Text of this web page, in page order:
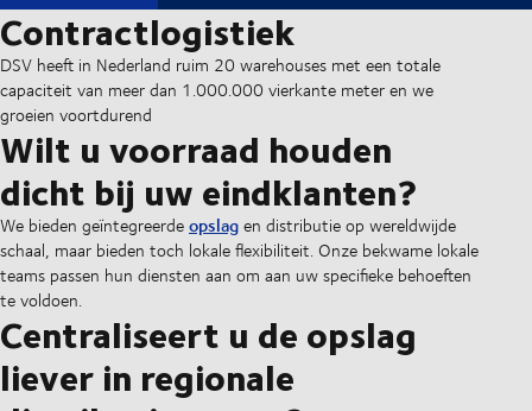
Contractlogistiek
DSV heeft in Nederland ruim 20 warehouses met een totale
capaciteit van meer dan 1.000.000 vierkante meter en we
groeien voortdurend
Wilt u voorraad houden
dicht bij uw eindklanten?
We bieden geïntegreerdeopslagen distributie op wereldwijde
schaal, maar bieden toch lokale flexibiliteit. Onze bekwame lokale
teams passen hun diensten aan om aan uw specifieke behoeften
te voldoen.
Centraliseert u de opslag
liever in regionale